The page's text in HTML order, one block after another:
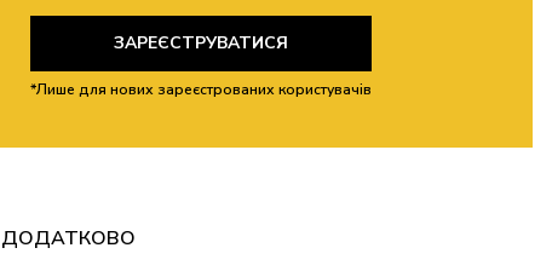
ЗАРЕЄСТРУВАТИСЯ
*Лише для нових зареєстрованих користувачів
ДОДАТКОВО